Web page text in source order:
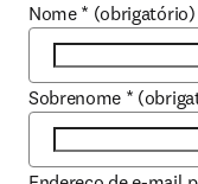
Nome * (obrigatório)
Sobrenome *